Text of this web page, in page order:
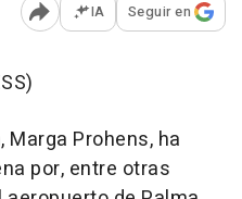
Abrir opciones para
IA Seguir en
Prohens, ha
por, entre otras